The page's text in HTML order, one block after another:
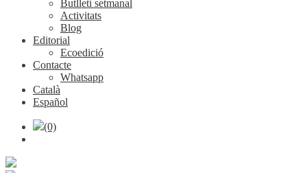
Butlletí setmanal
Activitats
Blog
Editorial
Ecoedició
Contacte
Whatsapp
Català
Español
(0)